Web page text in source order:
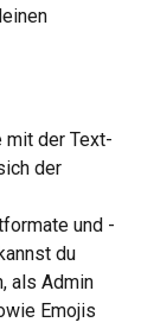
mit der Text-
der
und -
du
als Admin
Emojis